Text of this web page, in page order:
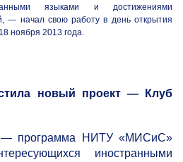
языками и достижениями
— начал свою работу в день открытия
18 ноября 2013 года.
новый проект — Клуб
— программа НИТУ «МИСиС»
иностранными